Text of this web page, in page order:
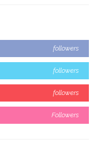
followers
followers
followers
Followers